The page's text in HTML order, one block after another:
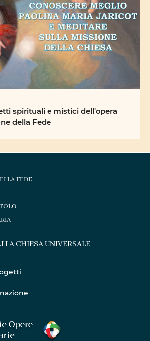
spirituali e mistici dell'opera
della Fede
FEDE
CHIESA UNIVERSALE